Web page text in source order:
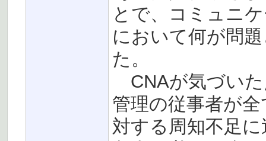
とで、コミュニ
において何が問
た。
CNAが気づいた
管理の従事者が
対する周知不足